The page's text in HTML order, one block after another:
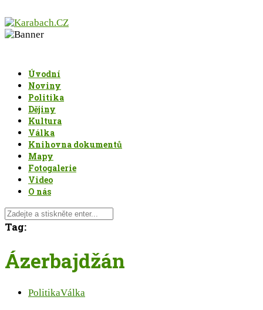
Úvodní
Noviny
Politika
Dějiny
Kultura
Válka
Knihovna dokumentů
Mapy
Fotogalerie
Video
O nás
Tag:
Ázerbajdžán
PolitikaVálka